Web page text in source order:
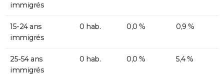
immigrés
15-24 ans
immigrés
0 hab. 0,0 % 0,9 %
25-54 ans
immigrés
0 hab. 0,0 % 5,4 %